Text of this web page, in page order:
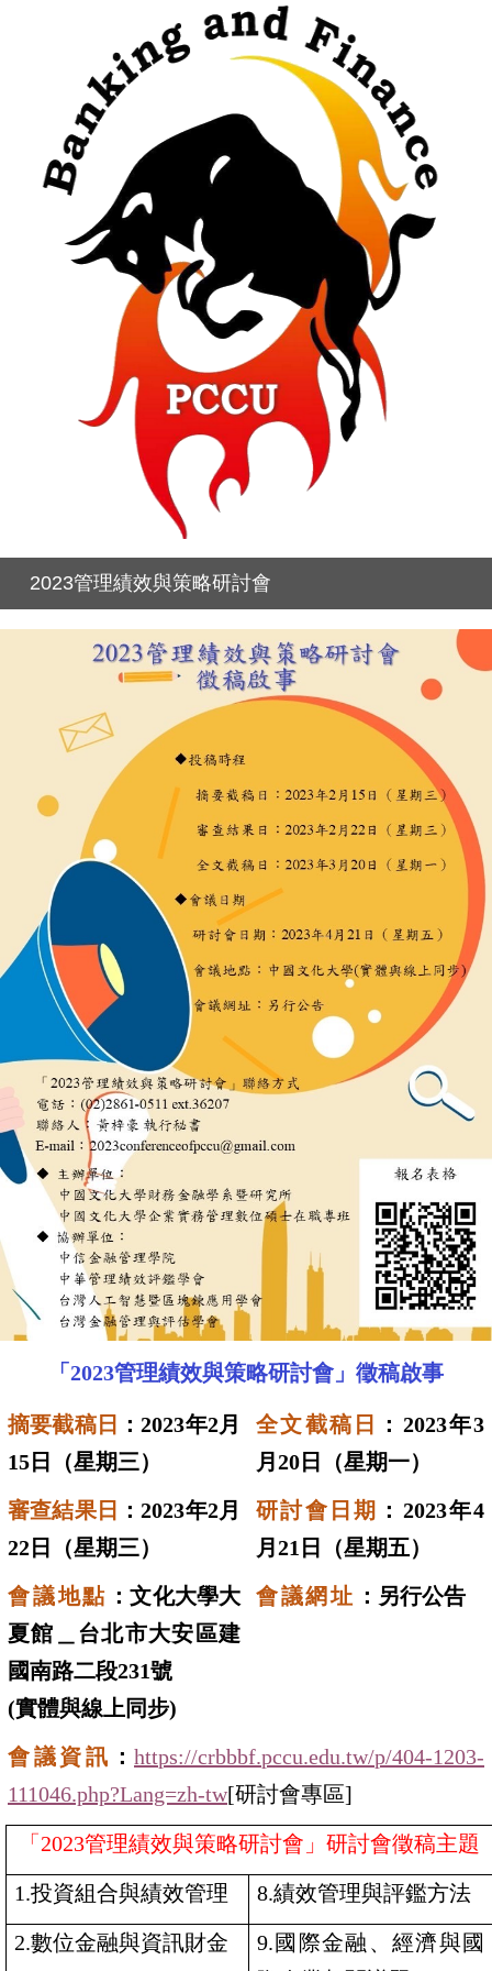
2023管理績效與策略研討會
「 2023管理績效與策略研討會」徵稿啟事
摘要截稿日 ：2023年2月
15 日（星期三）
全文截稿日 ： 2023年3
月 20 日（星期一）
審查結果日 ：2023年2月
22 日（星期三）
研討會日期 ： 2023年4
月 21 日（星期五）
會議地點 ：文化大學大
夏館＿台北市大安區建
國南路二段231號
(實體與線上同步)
會議網址 ：另行公告
會議資訊 ：https://crbbbf.pccu.edu.tw/p/404-1203-
111046.php?Lang=zh-tw[研討會專區]
「 2023管理績效與策略研討會」研討會徵稿主題
1.投資組合與績效管理 8.績效管理與評鑑方法
2.數位金融與資訊財金 9. 國際金融、經濟與國